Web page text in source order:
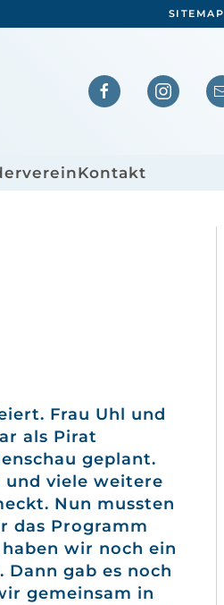
SITEMAP
Kontakt
Frau Uhl und
als Pirat
geplant.
und viele weitere
Nun mussten
das Programm
wir noch ein
Dann gab es noch
gemeinsam in